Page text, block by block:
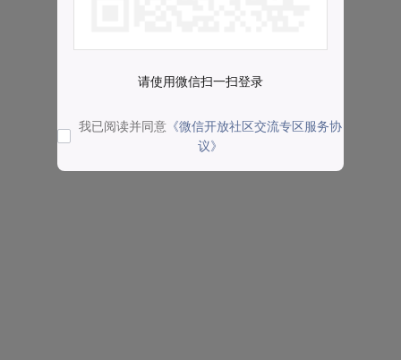
请使用微信扫一扫登录
我已阅读并同意 《微信开放社区交流专区服务协
议》